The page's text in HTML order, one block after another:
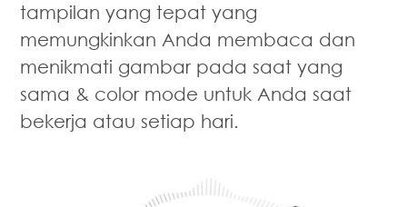
tampilan yang tepat yang
memungkinkan Anda membaca dan
menikmati gambar pada saat yang
sama & color mode untuk Anda saat
bekerja atau setiap hari.